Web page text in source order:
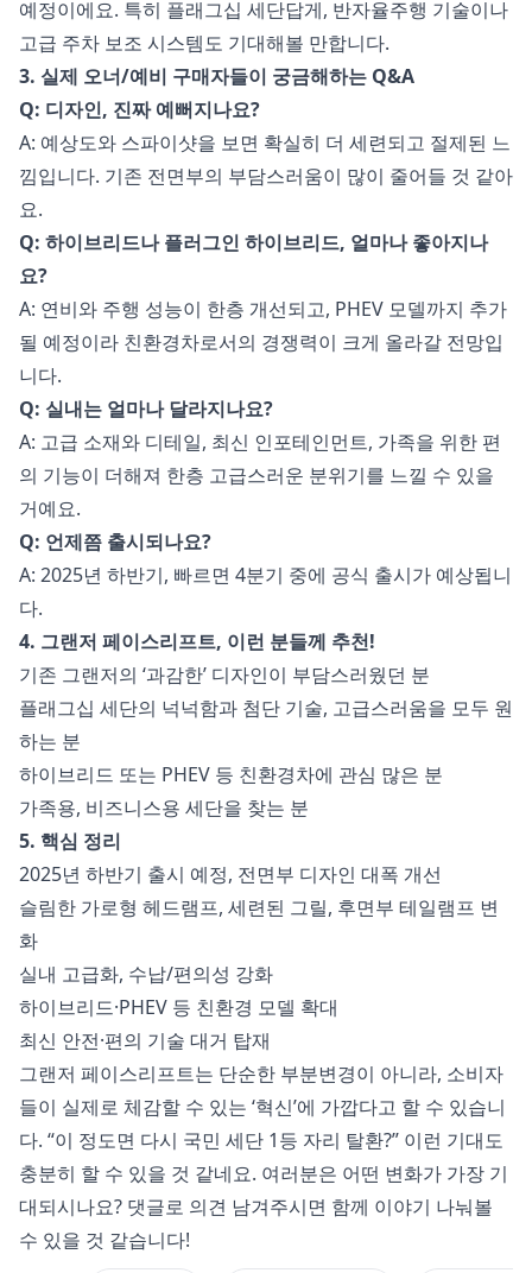
예정이에요. 특히 플래그십 세단답게, 반자율주행 기술이나
고급 주차 보조 시스템도 기대해볼 만합니다.
3. 실제 오너/예비 구매자들이 궁금해하는 Q&A
Q: 디자인, 진짜 예뻐지나요?
A: 예상도와 스파이샷을 보면 확실히 더 세련되고 절제된 느
낌입니다. 기존 전면부의 부담스러움이 많이 줄어들 것 같아
요.
Q: 하이브리드나 플러그인 하이브리드, 얼마나 좋아지나
요?
A: 연비와 주행 성능이 한층 개선되고, PHEV 모델까지 추가
될 예정이라 친환경차로서의 경쟁력이 크게 올라갈 전망입
니다.
Q: 실내는 얼마나 달라지나요?
A: 고급 소재와 디테일, 최신 인포테인먼트, 가족을 위한 편
의 기능이 더해져 한층 고급스러운 분위기를 느낄 수 있을
거예요.
Q: 언제쯤 출시되나요?
A: 2025년 하반기, 빠르면 4분기 중에 공식 출시가 예상됩니
다.
4. 그랜저 페이스리프트, 이런 분들께 추천!
기존 그랜저의 ‘과감한’ 디자인이 부담스러웠던 분
플래그십 세단의 넉넉함과 첨단 기술, 고급스러움을 모두 원
하는 분
하이브리드 또는 PHEV 등 친환경차에 관심 많은 분
가족용, 비즈니스용 세단을 찾는 분
5. 핵심 정리
2025년 하반기 출시 예정, 전면부 디자인 대폭 개선
슬림한 가로형 헤드램프, 세련된 그릴, 후면부 테일램프 변
화
실내 고급화, 수납/편의성 강화
하이브리드·PHEV 등 친환경 모델 확대
최신 안전·편의 기술 대거 탑재
그랜저 페이스리프트는 단순한 부분변경이 아니라, 소비자
들이 실제로 체감할 수 있는 ‘혁신’에 가깝다고 할 수 있습니
다. “이 정도면 다시 국민 세단 1등 자리 탈환?” 이런 기대도
충분히 할 수 있을 것 같네요. 여러분은 어떤 변화가 가장 기
대되시나요? 댓글로 의견 남겨주시면 함께 이야기 나눠볼
수 있을 것 같습니다!